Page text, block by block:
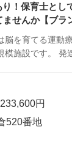
！保育士とし
せんか【ブラ
脳を育てる運動
施設です。 発
ます。 主に...
円
520番地